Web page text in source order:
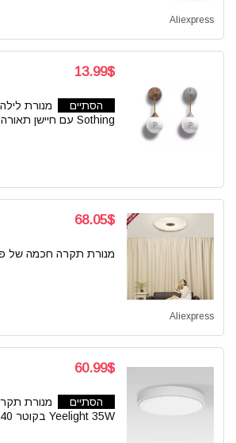
Aliexpress
13.99$
הסתיים
Sothing עם חיישן תאורה ותנועה
68.05$
מנורת תקרה חכמה של
Aliexpress
60.99$
הסתיים
מנורת
Yeelight 35W בקוטר 40 ס”מ